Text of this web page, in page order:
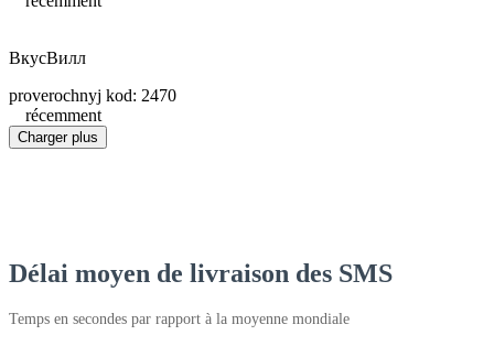
ВкусВилл
proverochnyj kod: 2470
récemment
Charger plus
Délai moyen de livraison des SMS
Temps en secondes par rapport à la moyenne mondiale